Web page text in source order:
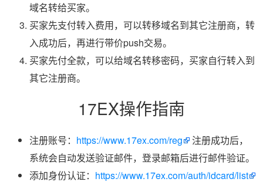
域名转给买家。
买家先支付转入费用，可以转移域名到其它注册商，转
入成功后，再进行带价push交易。
买家先付全款，可以给域名转移密码，买家自行转入到
其它注册商。
17EX操作指南
注册账号： https://www.17ex.com/reg
注册成功后，
系统会自动发送验证邮件，登录邮箱后进行邮件验证。
添加身份认证： https://www.17ex.com/auth/idcard/list